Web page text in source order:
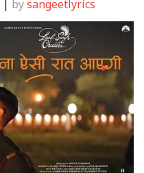
| bysangeetlyrics